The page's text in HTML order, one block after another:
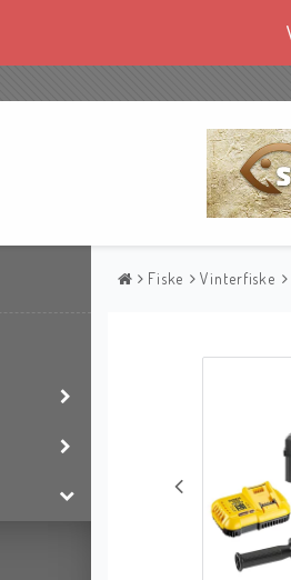
Fiske Vinterfiske